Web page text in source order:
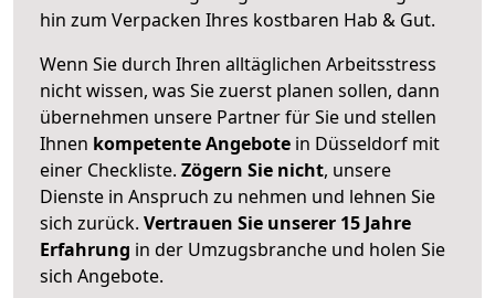
hin zum Verpacken Ihres kostbaren Hab & Gut.
Wenn Sie durch Ihren alltäglichen Arbeitsstress
nicht wissen, was Sie zuerst planen sollen, dann
übernehmen unsere Partner für Sie und stellen
Ihnen kompetente Angebote in Düsseldorf mit
einer Checkliste. Zögern Sie nicht, unsere
Dienste in Anspruch zu nehmen und lehnen Sie
sich zurück. Vertrauen Sie unserer 15 Jahre
Erfahrung in der Umzugsbranche und holen Sie
sich Angebote.